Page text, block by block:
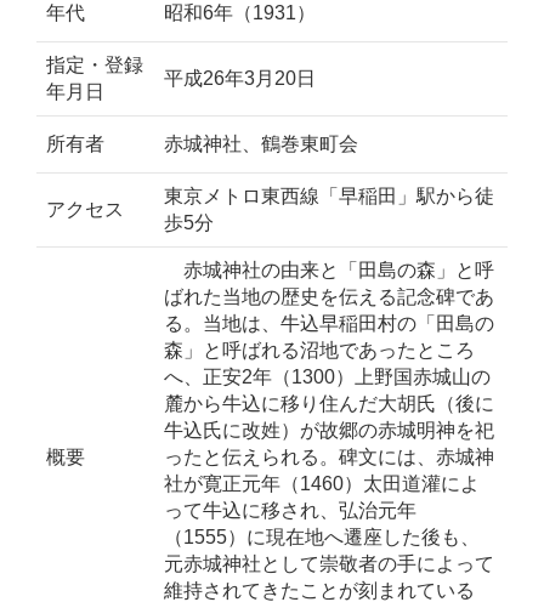
年代 昭和6年（1931）
指定・登録
年月日
平成26年3月20日
所有者 赤城神社、鶴巻東町会
アクセス
東京メトロ東西線「早稲田」駅から徒
歩5分
概要
赤城神社の由来と「田島の森」と呼
ばれた当地の歴史を伝える記念碑であ
る。当地は、牛込早稲田村の「田島の
森」と呼ばれる沼地であったところ
へ、正安2年（1300）上野国赤城山の
麓から牛込に移り住んだ大胡氏（後に
牛込氏に改姓）が故郷の赤城明神を祀
ったと伝えられる。碑文には、赤城神
社が寛正元年（1460）太田道灌によ
って牛込に移され、弘治元年
（1555）に現在地へ遷座した後も、
元赤城神社として崇敬者の手によって
維持されてきたことが刻まれている